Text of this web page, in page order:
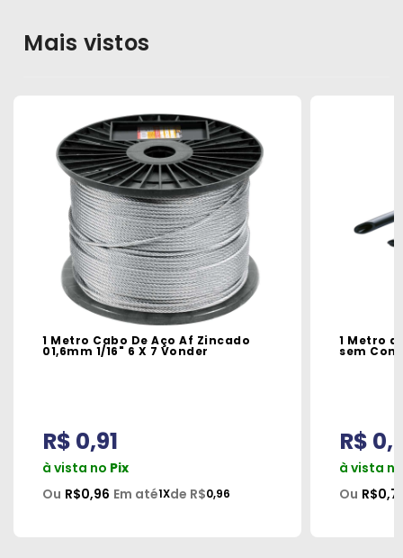
Mais vistos
1 Metro Cabo De Aço Af Zincado
01,6mm 1/16" 6 X 7 Vonder
R$ 0,91
à vista no Pix
Ou R$0,96 Em até1Xde R$0,96
1 Metro
sem
R$
à vista
Ou